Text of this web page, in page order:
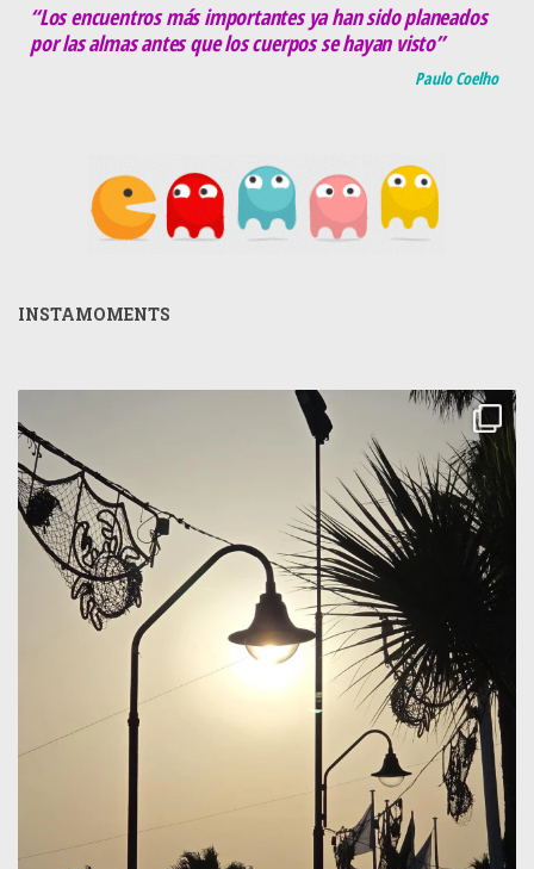
“Los encuentros más importantes ya han sido planeados
por las almas antes que los cuerpos se hayan visto”
Paulo Coelho
INSTAMOMENTS